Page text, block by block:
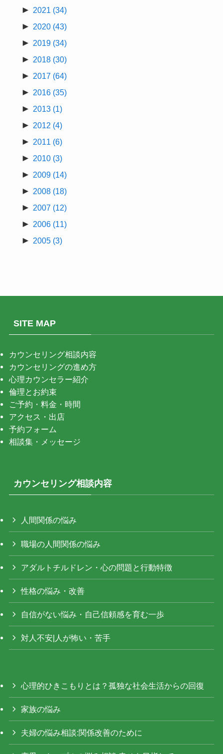
► 2021 (34)
► 2020 (43)
► 2019 (34)
► 2018 (30)
► 2017 (64)
► 2016 (35)
► 2013 (1)
► 2012 (4)
► 2011 (6)
► 2010 (3)
► 2009 (14)
► 2008 (18)
► 2007 (12)
► 2006 (11)
► 2005 (3)
SITE MAP
カウンセリング相談内容
カウンセリングの進め方
心理カウンセラー紹介
倫理とお約束
ご予約・料金・時間
アクセス・出店
予約フォーム
相談集・メッセージ
カウンセリング相談内容
人間関係の悩み
職場の人間関係の悩み
アダルトチルドレン・心の問題と行動特徴
性格の悩み・改善
自信がない悩み・自己信頼感を育む一歩
対人不安|人が怖い・苦手
心理的ひきこもりとは？孤独な社会生活からの回復
家族の悩み
夫婦の悩み相談:関係改善のために